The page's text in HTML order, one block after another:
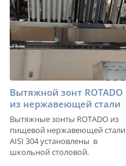
Вытяжной зонт ROTADO
из нержавеющей стали
Вытяжные зонты ROTADO из
пищевой нержавеющей стали
AISI 304 установлены в
школьной столовой.